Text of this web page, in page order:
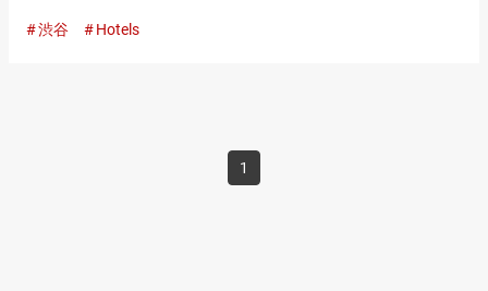
を形成する場として、さらにはワーケーション設備も兼ね備え
渋谷 Hotels
1